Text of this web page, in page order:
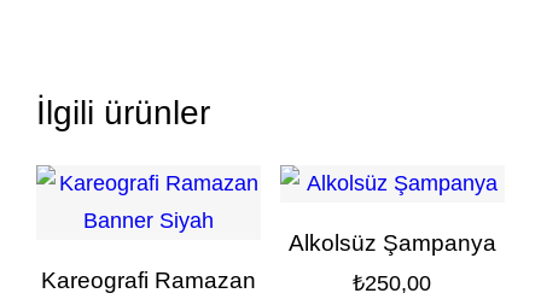
İlgili ürünler
Kareografi Ramazan
Alkolsüz Şampanya
₺250,00